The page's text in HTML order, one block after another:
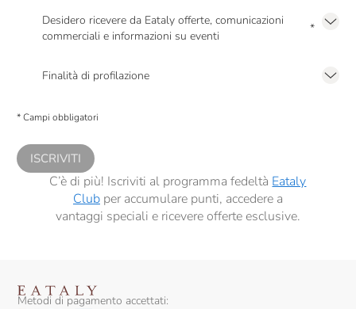
Desidero ricevere da Eataly offerte, comunicazioni
commerciali e informazioni su eventi
*
Finalità di profilazione
comunicazioni commerciali personalizzate, in caso di consenso prestato ai
* Campi obbligatori
ISCRIVITI
C’è di più! Iscriviti al programma fedeltà Eataly
Clubper accumulare punti, accedere a
vantaggi speciali e ricevere offerte esclusive.
Metodi di pagamento accettati: